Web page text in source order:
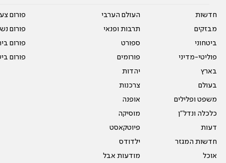
חדשות
מבזקים
ביטחוני
פוליטי-מדיני
בארץ
בעולם
משפט ופלילים
כלכלה ונדל"ן
דעות
חדשות המגזר
אוכל
העולם הערבי
תרבות ופנאי
ספורט
פורומים
יהדות
צרכנות
אופנה
מוסיקה
פיוטקאסט
ילדודס
מודעות אבל
פורום
פורום
פורום
פורום